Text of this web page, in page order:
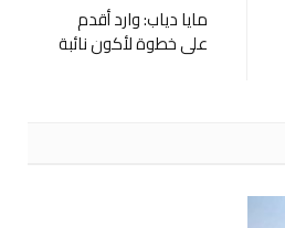
مايا دياب: وارد أقدم
على خطوة لأكون نائبة